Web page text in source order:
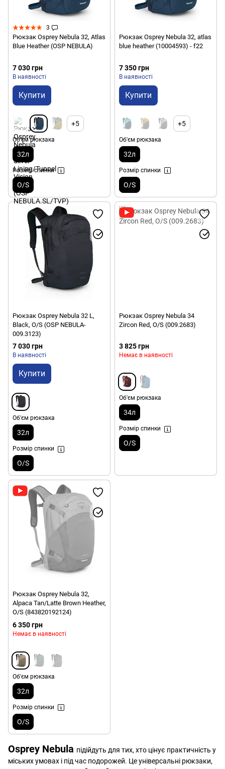
3
Рюкзак Osprey Nebula 32, Atlas
Blue Heather (OSP NEBULA)
7 030 грн
В наявності
Купити
+5
Об'єм рюкзака
32л
Розмір спинки
O/S
Рюкзак Osprey Nebula 32, atlas
blue heather (10004593) - f22
7 350 грн
В наявності
Купити
+5
Об'єм рюкзака
32л
Розмір спинки
O/S
Рюкзак Osprey Nebula 32 L,
Black, O/S (OSP NEBULA-
009.3123)
7 030 грн
В наявності
Купити
Об'єм рюкзака
32л
Розмір спинки
O/S
Рюкзак Osprey Nebula 34
Zircon Red, O/S (009.2683)
3 825 грн
Немає в наявності
Об'єм рюкзака
34л
Розмір спинки
O/S
Рюкзак Osprey Nebula 32,
Alpaca Tan/Latte Brown Heather,
O/S (843820192124)
6 350 грн
Немає в наявності
Об'єм рюкзака
32л
Розмір спинки
O/S
Osprey Nebula підійдуть для тих, хто цінує практичність у
міських умовах і під час подорожей. Це універсальні рюкзаки,